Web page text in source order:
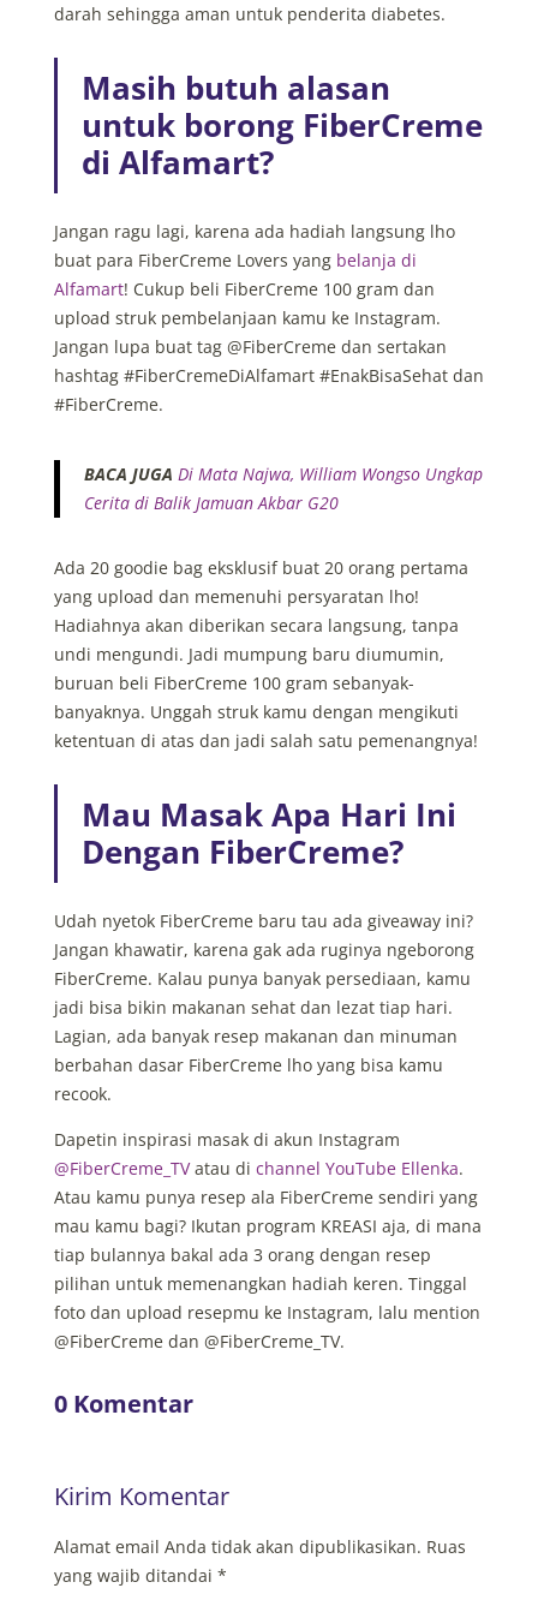
darah sehingga aman untuk penderita diabetes.
Masih butuh alasan
untuk borong FiberCreme
di Alfamart?
Jangan ragu lagi, karena ada hadiah langsung lho
buat para FiberCreme Lovers yang belanja di
Alfamart! Cukup beli FiberCreme 100 gram dan
upload struk pembelanjaan kamu ke Instagram.
Jangan lupa buat tag @FiberCreme dan sertakan
hashtag #FiberCremeDiAlfamart #EnakBisaSehat dan
#FiberCreme.
BACA JUGA Di Mata Najwa, William Wongso Ungkap
Cerita di Balik Jamuan Akbar G20
Ada 20 goodie bag eksklusif buat 20 orang pertama
yang upload dan memenuhi persyaratan lho!
Hadiahnya akan diberikan secara langsung, tanpa
undi mengundi. Jadi mumpung baru diumumin,
buruan beli FiberCreme 100 gram sebanyak-
banyaknya. Unggah struk kamu dengan mengikuti
ketentuan di atas dan jadi salah satu pemenangnya!
Mau Masak Apa Hari Ini
Dengan FiberCreme?
Udah nyetok FiberCreme baru tau ada giveaway ini?
Jangan khawatir, karena gak ada ruginya ngeborong
FiberCreme. Kalau punya banyak persediaan, kamu
jadi bisa bikin makanan sehat dan lezat tiap hari.
Lagian, ada banyak resep makanan dan minuman
berbahan dasar FiberCreme lho yang bisa kamu
recook.
Dapetin inspirasi masak di akun Instagram
@FiberCreme_TVatau di channel YouTube Ellenka.
Atau kamu punya resep ala FiberCreme sendiri yang
mau kamu bagi? Ikutan program KREASI aja, di mana
tiap bulannya bakal ada 3 orang dengan resep
pilihan untuk memenangkan hadiah keren. Tinggal
foto dan upload resepmu ke Instagram, lalu mention
@FiberCreme dan @FiberCreme_TV.
0 Komentar
Kirim Komentar
Alamat email Anda tidak akan dipublikasikan. Ruas
yang wajib ditandai *